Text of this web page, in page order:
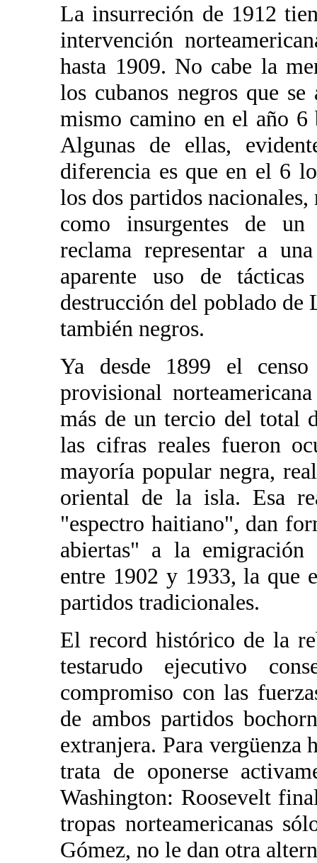
La insurreción de 1912
intervención
hasta 1909. No cabe la
los cubanos negros que
mismo camino en el año 6
Algunas de ellas,
diferencia es que en el 6
los dos partidos
como insurgentes de
reclama representar a
aparente uso de
destrucción del poblado de
también negros.
Ya desde 1899 el
provisional
más de un tercio del total
las cifras reales fueron
mayoría popular negra,
oriental de la isla. Esa
"espectro haitiano", dan
abiertas" a la emigración
entre 1902 y 1933, la que
partidos tradicionales.
El record histórico de la
testarudo ejecutivo
compromiso con las
de ambos partidos
extranjera. Para vergüenza
trata de oponerse
Washington: Roosevelt
tropas norteamericanas
Gómez, no le dan otra